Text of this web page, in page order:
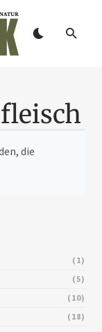
die
1
5
10
18